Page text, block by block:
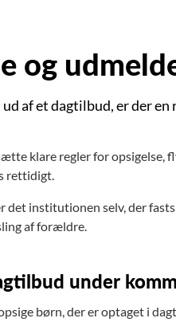
og
af et dagtilbud, er der
klare regler for opsigelse,
rettidigt.
institutionen selv, der
af forældre.
under
børn, der er optaget i